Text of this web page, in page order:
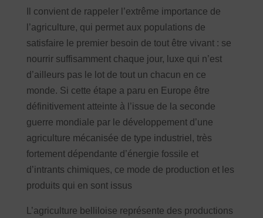
Il convient de rappeler l’extrême importance de
l’agriculture, qui permet aux populations de
satisfaire le premier besoin de tout être vivant : se
nourrir suffisamment chaque jour, luxe qui n’est
d’ailleurs pas le lot de tout un chacun en ce
monde. Si cette étape a paru en Europe être
définitivement atteinte à l’issue de la seconde
guerre mondiale par le développement d’une
agriculture mécanisée de type industriel, très
fortement dépendante d’énergie fossile et
d’intrants chimiques, ce mode de production et les
produits qui en sont issus
L’agriculture belliloise représente des productions